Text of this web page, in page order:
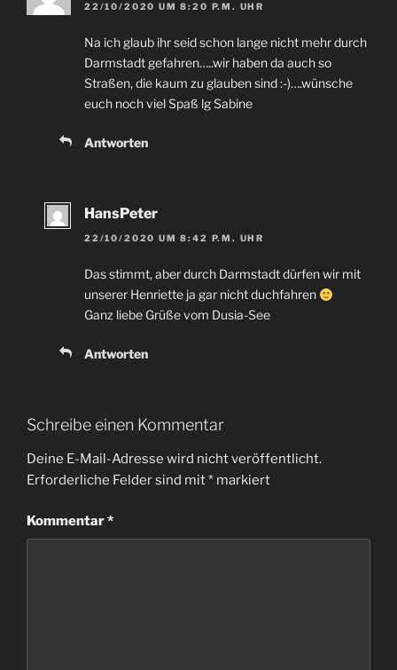
22/10/2020 UM 8:20 P.M. UHR
Na ich glaub ihr seid schon lange nicht mehr durch
Darmstadt gefahren…..wir haben da auch so
Straßen, die kaum zu glauben sind :-)….wünsche
euch noch viel Spaß lg Sabine
Antworten
HansPeter
22/10/2020 UM 8:42 P.M. UHR
Das stimmt, aber durch Darmstadt dürfen wir mit
unserer Henriette ja gar nicht duchfahren
Ganz liebe Grüße vom Dusia-See
Antworten
Schreibe einen Kommentar
Deine E-Mail-Adresse wird nicht veröffentlicht.
Erforderliche Felder sind mit* markiert
Kommentar*